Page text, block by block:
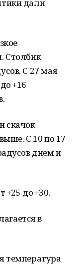
дали
Столбик
С 27 мая
+16
скачок
С 10 по 17
днем и
+25 до +30.
в
температура